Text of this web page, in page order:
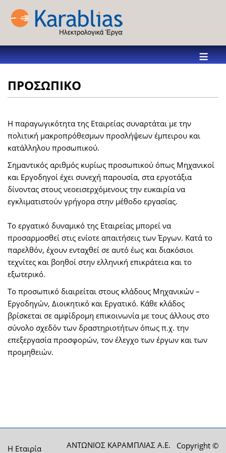
≡
ΠΡΟΣΩΠΙΚΟ
Η παραγωγικότητα της Εταιρείας συναρτάται με την
πολιτική μακροπρόθεσμων προσλήψεων έμπειρου και
κατάλληλου προσωπικού.
Σημαντικός αριθμός κυρίως προσωπικού όπως Μηχανικοί
και Εργοδηγοί έχει συνεχή παρουσία, στα εργοτάξια
δίνοντας στους νεοεισερχόμενους την ευκαιρία να
εγκλιματιστούν γρήγορα στην μέθοδο εργασίας.
Το εργατικό δυναμικό της Εταιρείας μπορεί να
προσαρμοσθεί στις ενίοτε απαιτήσεις των Έργων. Κατά το
παρελθόν, έχουν ενταχθεί σε αυτό έως και διακόσιοι
τεχνίτες και βοηθοί στην ελληνική επικράτεια και το
εξωτερικό.
Το προσωπικό διαιρείται στους κλάδους Μηχανικών –
Εργοδηγών, Διοικητικό και Εργατικό. Κάθε κλάδος
βρίσκεται σε αμφίδρομη επικοινωνία με τους άλλους στο
σύνολο σχεδόν των δραστηριοτήτων όπως π.χ. την
επεξεργασία προσφορών, τον έλεγχο των έργων και των
προμηθειών.
Η Εταιρία
ΑΝΤΩΝΙΟΣ ΚΑΡΑΜΠΛΙΑΣ Α.Ε.
Copyright ©